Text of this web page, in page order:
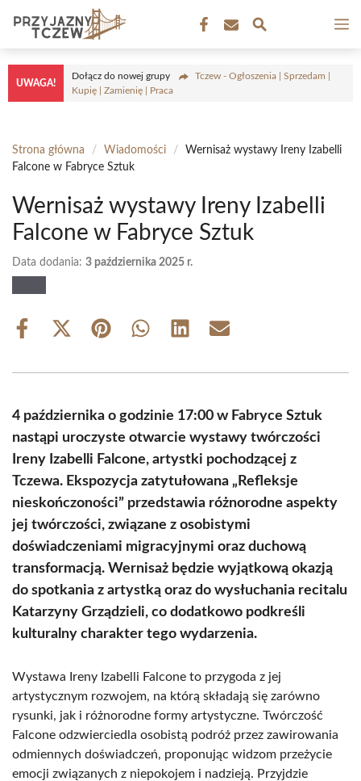
treści
UWAGA!
Dołącz do nowej grupy
Tczew - Ogłoszenia | Sprzedam |
Kupię | Zamienię | Praca
Strona główna / Wiadomości /
Wernisaż wystawy Ireny Izabelli
Falcone w Fabryce Sztuk
Wernisaż wystawy Ireny Izabelli
Falcone w Fabryce Sztuk
Data dodania: 3 października 2025 r.
Share
Share
(Twitter)
Share Share Share Share
4 października o godzinie 17:00 w Fabryce Sztuk
nastąpi uroczyste otwarcie wystawy twórczości
Ireny Izabelli Falcone, artystki pochodzącej z
Tczewa. Ekspozycja zatytułowana „Refleksje
nieskończoności” przedstawia różnorodne aspekty
jej twórczości, związane z osobistymi
doświadczeniami migracyjnymi oraz duchową
transformacją. Wernisaż będzie wyjątkową okazją
do spotkania z artystką oraz do wysłuchania recitalu
Katarzyny Grządzieli, co dodatkowo podkreśli
kulturalny charakter tego wydarzenia.
Wystawa Ireny Izabelli Falcone to przygoda z jej
artystycznym rozwojem, na którą składają się zarówno
rysunki, jak i różnorodne formy artystyczne. Twórczość
Falcone odzwierciedla osobistą podróż przez zawirowania
odmiennych doświadczeń, proponując widzom przeżycie
emocji związanych z niepokojem i nadzieją. Przyjdzie